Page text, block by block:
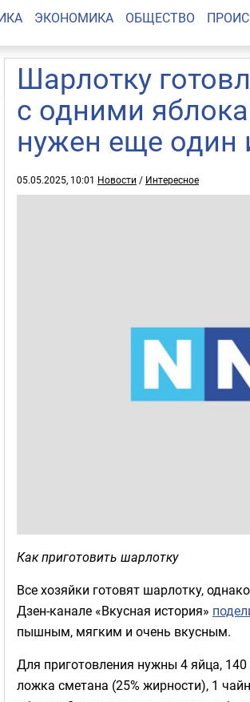
ЭКОНОМИКА ОБЩЕСТВО
Шарлотку
с одними
нужен еще один
05.05.2025, 10:01 Новости / Интересное
Как приготовить шарлотку
Все хозяйки готовят шарлотку,
Дзен-канале «Вкусная история»
пышным, мягким и очень вкусным.
Для приготовления нужны 4 яйца, 140
ложка сметана (25% жирности), 1